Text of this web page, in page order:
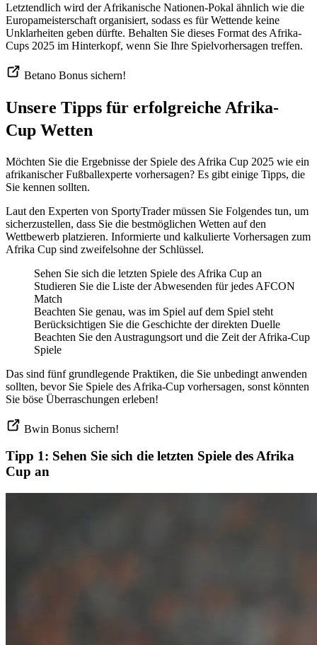
Letztendlich wird der Afrikanische Nationen-Pokal ähnlich wie die
Europameisterschaft organisiert, sodass es für Wettende keine
Unklarheiten geben dürfte. Behalten Sie dieses Format des Afrika-
Cups 2025 im Hinterkopf, wenn Sie Ihre Spielvorhersagen treffen.
Betano Bonus sichern!
Unsere Tipps für erfolgreiche Afrika-
Cup Wetten
Möchten Sie die Ergebnisse der Spiele des Afrika Cup 2025 wie ein
afrikanischer Fußballexperte vorhersagen? Es gibt einige Tipps, die
Sie kennen sollten.
Laut den Experten von SportyTrader müssen Sie Folgendes tun, um
sicherzustellen, dass Sie die bestmöglichen Wetten auf den
Wettbewerb platzieren. Informierte und kalkulierte Vorhersagen zum
Afrika Cup sind zweifelsohne der Schlüssel.
Sehen Sie sich die letzten Spiele des Afrika Cup an
Studieren Sie die Liste der Abwesenden für jedes AFCON
Match
Beachten Sie genau, was im Spiel auf dem Spiel steht
Berücksichtigen Sie die Geschichte der direkten Duelle
Beachten Sie den Austragungsort und die Zeit der Afrika-Cup
Spiele
Das sind fünf grundlegende Praktiken, die Sie unbedingt anwenden
sollten, bevor Sie Spiele des Afrika-Cup vorhersagen, sonst könnten
Sie böse Überraschungen erleben!
Bwin Bonus sichern!
Tipp 1: Sehen Sie sich die letzten Spiele des Afrika
Cup an